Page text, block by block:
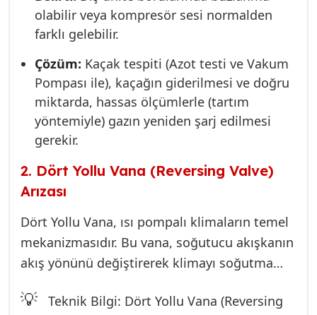
çeker. Eğer sistemde gaz kaçağı varsa,
kompresör yeterli basınç farkını (delta P)
oluşturamaz. Bu da iç ünitedeki serpantin
sıcaklığının yükselmesini engeller. Basınç
düşük olduğu için kompresör gereksiz yere
zorlanır ve enerji tüketimi artar.
olabilir veya kompresör sesi normalden
farklı gelebilir.
Çözüm: Kaçak tespiti (Azot testi ve Vakum
Pompası ile), kaçağın giderilmesi ve doğru
miktarda, hassas ölçümlerle (tartım
yöntemiyle) gazın yeniden şarj edilmesi
gerekir.
2. Dört Yollu Vana (Reversing Valve)
Arızası
Dört Yollu Vana, ısı pompalı klimaların temel
mekanizmasıdır. Bu vana, soğutucu akışkanın
akış yönünü değiştirerek klimayı soğutma
geçirir. Isıtma moduna geçmek için bobininin
💡
Teknik Bilgi: Dört Yollu Vana (Reversing